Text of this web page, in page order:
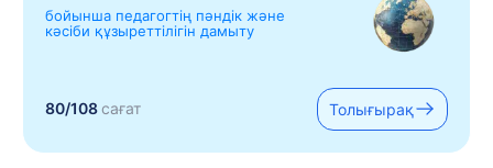
бойынша педагогтің пәндік және
кәсіби құзыреттілігін дамыту
80/108сағат Толығырақ